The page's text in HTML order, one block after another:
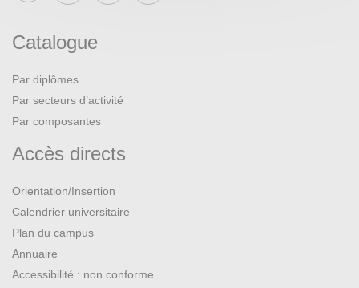
Catalogue
Par diplômes
Par secteurs d’activité
Par composantes
Accès directs
Orientation/Insertion
Calendrier universitaire
Plan du campus
Annuaire
Accessibilité : non conforme